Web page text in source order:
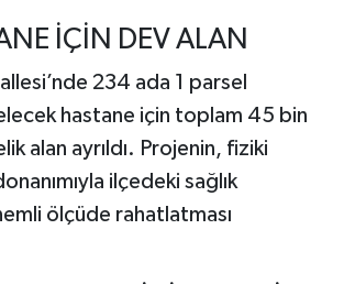
İÇİN DEV ALAN
234 ada 1 parsel
hastane için toplam 45 bin
alan ayrıldı. Projenin, fiziki
ilçedeki sağlık
ölçüde rahatlatması